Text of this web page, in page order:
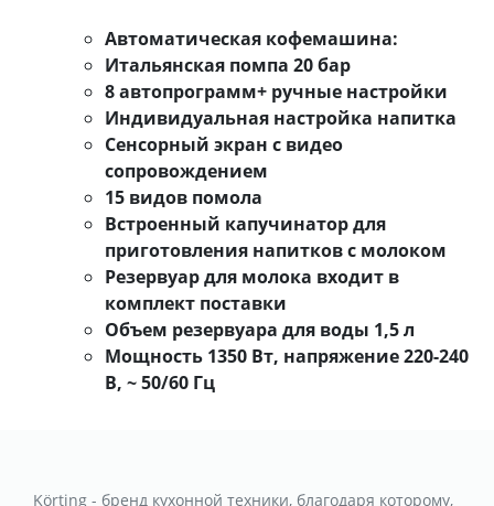
Автоматическая кофемашина:
Итальянская помпа 20 бар
8 автопрограмм+ ручные настройки
Индивидуальная настройка напитка
Сенсорный экран с видео
сопровождением
15 видов помола
Встроенный капучинатор для
приготовления напитков с молоком
Резервуар для молока входит в
комплект поставки
Объем резервуара для воды 1,5 л
Мощность 1350 Вт, напряжение 220-240
В, ~ 50/60 Гц
Körting - бренд кухонной техники, благодаря которому,